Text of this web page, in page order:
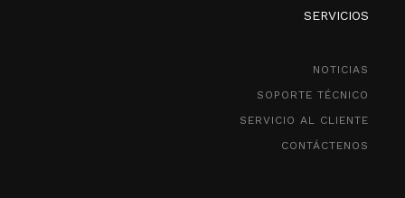
SERVICIOS
NOTICIAS
SOPORTE TÉCNICO
SERVICIO AL CLIENTE
CONTÁCTENOS